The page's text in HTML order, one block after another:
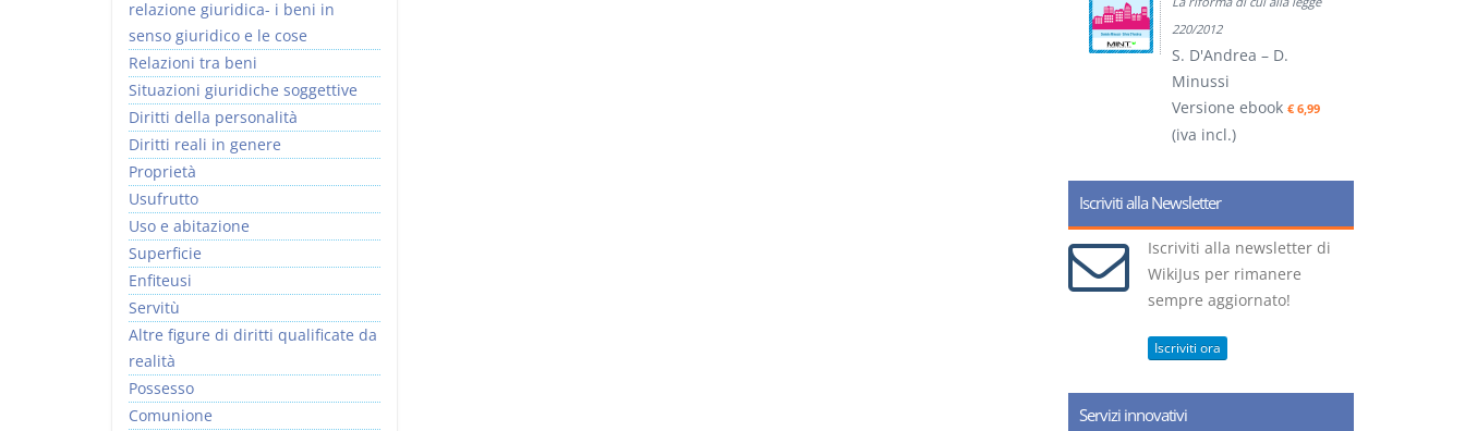
relazione giuridica- i beni in
senso giuridico e le cose
Relazioni tra beni
Situazioni giuridiche soggettive
Diritti della personalità
Diritti reali in genere
Proprietà
Usufrutto
Uso e abitazione
Superficie
Enfiteusi
Servitù
Altre figure di diritti qualificate da
realità
Possesso
Comunione
Versione ebook€ 4,19
Versione ebook
(iva incl.)
220/2012
S. D'Andrea – D.
Minussi
Versione ebook € 6,99
(iva incl.)
Iscriviti alla Newsletter
Iscriviti alla newsletter di
WikiJus per rimanere
sempre aggiornato!
Iscriviti ora
Servizi innovativi